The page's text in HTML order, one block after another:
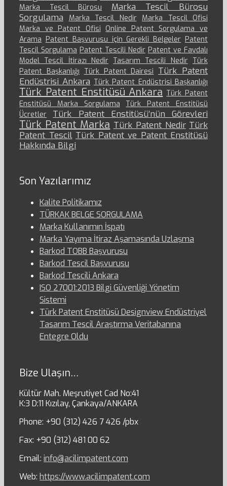
Marka Tescil Bürosu
Marka Tescil Bürosu
Sorgulama
Marka Tescil Nedir Marka Tescil Ofisi
Marka ve Patent Ofisi Online Patent Sorgulama ve
Arama Patent Başvurusu için Gerekli Belgeler Patent
Tescil Sorgulama Patent Tescili Nedir Patent ve Faydalı
Model Tescil İtirazı Nedir Tasarım Tescili Nedir Türk
Patent Başkanlığı Türk Patent Dairesi Türk Patent
Endüstrisi Ankara Türk Patent Endüstrisi Başkanlığı
Türk Patent Enstitüsü Ankara Türk Patent
Enstitüsü Marka Sorgulama
Türk Patent Enstitüsü
Ücretler
Türk Patent Enstitüsü’nün Görevleri
Türk Patent Marka Türk Patent Nedir Türk
Patent Tescil Türk Patent ve Patent Enstitüsü
Hakkında Bilgi
Son Yazılarımız
Kalite Politikamız
TÜRKAK BELGE SORGULAMA
Marka Kullanımın İspatı
Marka Yayıma İtiraz Aşamasında Uzlaşma
Barkod TOBB Başvurusu
Barkod Tescil Başvurusu
Barkod Tescili Ankara
ISO 27001:2013 Bilgi Güvenliği Yönetim
Sistemi
Türk Patent Enstitüsü Designview Endüstriyel
Tasarım Tescil Araştırma Veritabanına
Entegre Oldu
Bize Ulaşın…
Kültür Mah. Meşrutiyet Cad No:41
K:3 D:11 Kızılay, Çankaya/ANKARA
Phone: +90 (312) 426 7 426 /pbx
Fax: +90 (312) 481 00 62
Email: info@acilimpatent.com
Web: https://www.acilimpatent.com